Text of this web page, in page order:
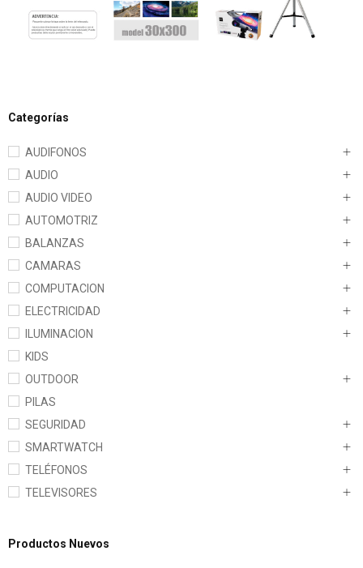
Categorías
AUDIFONOS
AUDIO
AUDIO VIDEO
AUTOMOTRIZ
BALANZAS
CAMARAS
COMPUTACION
ELECTRICIDAD
ILUMINACION
KIDS
OUTDOOR
PILAS
SEGURIDAD
SMARTWATCH
TELÉFONOS
TELEVISORES
Productos Nuevos